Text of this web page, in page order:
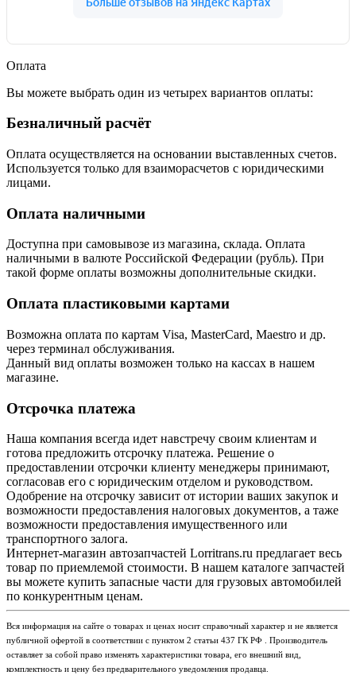
Оплата
Вы можете выбрать один из четырех вариантов оплаты:
Безналичный расчёт
Оплата осуществляется на основании выставленных счетов.
Используется только для взаиморасчетов с юридическими
лицами.
Оплата наличными
Доступна при самовывозе из магазина, склада. Оплата
наличными в валюте Российской Федерации (рубль). При
такой форме оплаты возможны дополнительные скидки.
Оплата пластиковыми картами
Возможна оплата по картам Visa, MasterCard, Maestro и др.
через терминал обслуживания.
Данный вид оплаты возможен только на кассах в нашем
магазине.
Отсрочка платежа
Наша компания всегда идет навстречу своим клиентам и
готова предложить отсрочку платежа. Решение о
предоставлении отсрочки клиенту менеджеры принимают,
согласовав его с юридическим отделом и руководством.
Одобрение на отсрочку зависит от истории ваших закупок и
возможности предоставления налоговых документов, а таже
возможности предоставления имущественного или
транспортного залога.
Интернет-магазин автозапчастей Lorritrans.ru предлагает весь
товар по приемлемой стоимости. В нашем каталоге запчастей
вы можете купить запасные части для грузовых автомобилей
по конкурентным ценам.
Вся информация на сайте о товарах и ценах носит справочный характер и не является
публичной офертой в соответствии с пунктом 2 статьи 437 ГК РФ . Производитель
оставляет за собой право изменять характеристики товара, его внешний вид,
комплектность и цену без предварительного уведомления продавца.